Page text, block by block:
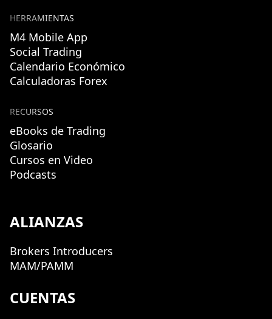
HERRAMIENTAS
M4 Mobile App
Social Trading
Calendario Económico
Calculadoras Forex
RECURSOS
eBooks de Trading
Glosario
Cursos en Video
Podcasts
ALIANZAS
Brokers Introducers
MAM/PAMM
CUENTAS